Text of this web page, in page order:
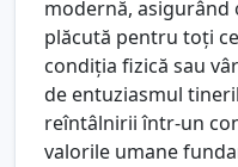
modernă, asigurând
plăcută pentru toți
condiția fizică sau
de entuziasmul
reîntâlnirii într-un
valorile umane